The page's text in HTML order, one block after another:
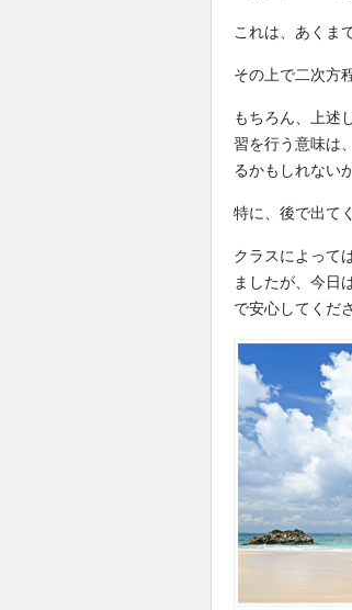
これは、あくま
その上で二次方
もちろん、上述
習を行う意味は
るかもしれない
特に、後で出て
クラスによって
ましたが、今日
で安心してくだ